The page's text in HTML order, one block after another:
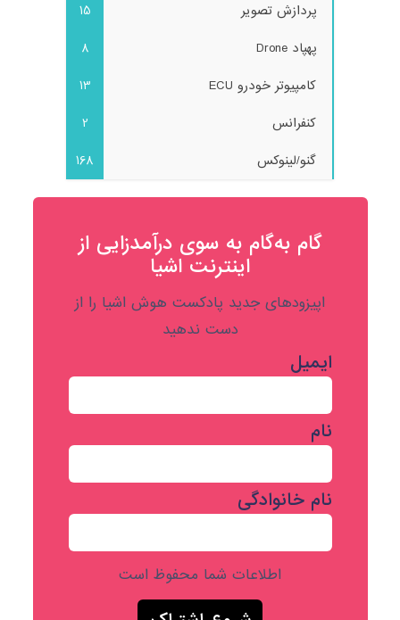
پردازش تصویر
15
پهپاد Drone
8
کامپیوتر خودرو ECU
13
کنفرانس
2
گنو/لینوکس
168
گام به‌گام به‌ سوی درآمدزایی از
اینترنت اشیا
اپیزودهای جدید پادکست هوش اشیا را از
دست ندهید
ایمیل
نام
نام خانوادگی
اطلاعات شما محفوظ است